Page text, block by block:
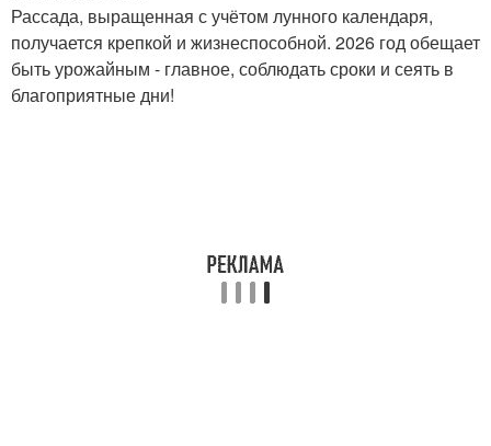
Рассада, выращенная с учётом лунного календаря,
получается крепкой и жизнеспособной. 2026 год обещает
быть урожайным - главное, соблюдать сроки и сеять в
благоприятные дни!